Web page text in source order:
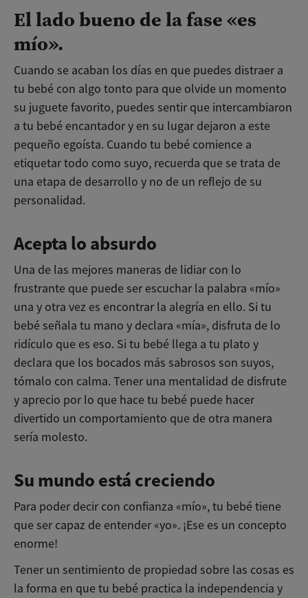
El lado bueno de la fase «es
mío».
Cuando se acaban los días en que puedes distraer a
tu bebé con algo tonto para que olvide un momento
su juguete favorito, puedes sentir que intercambiaron
a tu bebé encantador y en su lugar dejaron a este
pequeño egoísta. Cuando tu bebé comience a
etiquetar todo como suyo, recuerda que se trata de
una etapa de desarrollo y no de un reflejo de su
personalidad.
Acepta lo absurdo
Una de las mejores maneras de lidiar con lo
frustrante que puede ser escuchar la palabra «mío»
una y otra vez es encontrar la alegría en ello. Si tu
bebé señala tu mano y declara «mía», disfruta de lo
ridículo que es eso. Si tu bebé llega a tu plato y
declara que los bocados más sabrosos son suyos,
tómalo con calma. Tener una mentalidad de disfrute
y aprecio por lo que hace tu bebé puede hacer
divertido un comportamiento que de otra manera
sería molesto.
Su mundo está creciendo
Para poder decir con confianza «mío», tu bebé tiene
que ser capaz de entender «yo». ¡Ese es un concepto
enorme!
Tener un sentimiento de propiedad sobre las cosas es
la forma en que tu bebé practica la independencia y